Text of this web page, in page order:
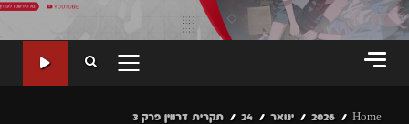
PRIMARY
Home
2026 ינואר 24 תקרית דרווין פרק 3